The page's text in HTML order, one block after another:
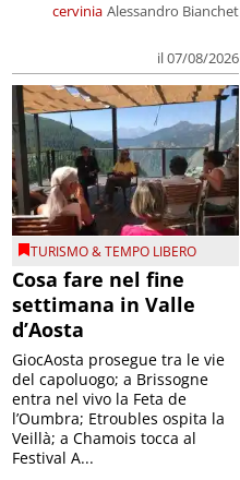
cervinia Alessandro Bianchet
il 07/08/2026
TURISMO & TEMPO LIBERO
Cosa fare nel fine
settimana in Valle
d’Aosta
GiocAosta prosegue tra le vie
del capoluogo; a Brissogne
entra nel vivo la Feta de
l’Oumbra; Etroubles ospita la
Veillà; a Chamois tocca al
Festival A...